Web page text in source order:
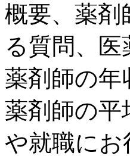
概要、薬剤
る質問、
薬剤師の年
薬剤師の平
や就職に